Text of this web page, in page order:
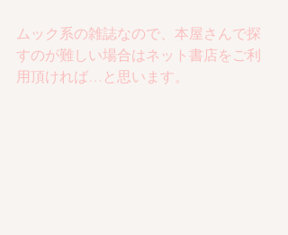
ムック系の雑誌なので、本屋さんで探
すのが難しい場合はネット書店をご利
用頂ければ…と思います。